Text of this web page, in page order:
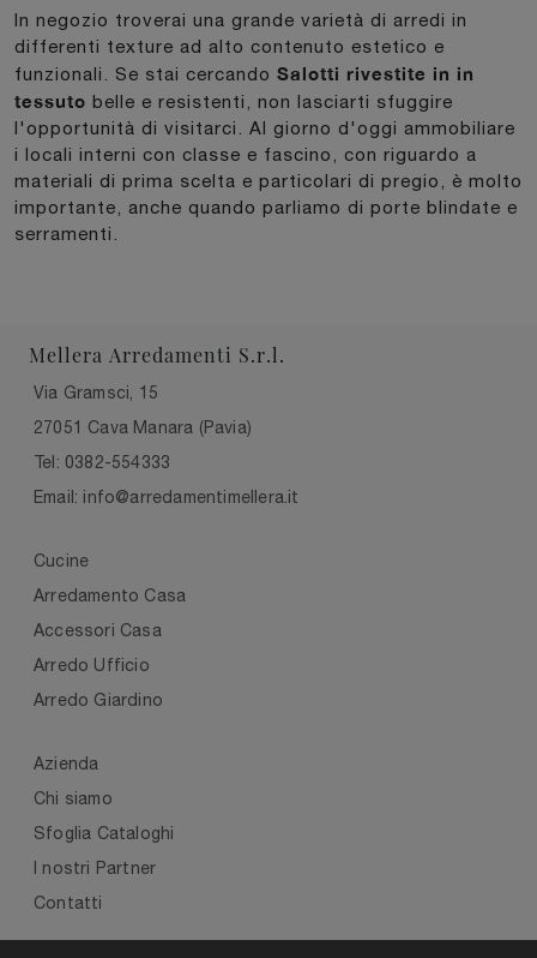
In negozio troverai una grande varietà di arredi in
differenti texture ad alto contenuto estetico e
funzionali. Se stai cercando Salotti rivestite in in
tessuto belle e resistenti, non lasciarti sfuggire
l'opportunità di visitarci. Al giorno d'oggi ammobiliare
i locali interni con classe e fascino, con riguardo a
materiali di prima scelta e particolari di pregio, è molto
importante, anche quando parliamo di porte blindate e
serramenti.
Mellera Arredamenti S.r.l.
Via Gramsci, 15
27051 Cava Manara (Pavia)
Tel: 0382-554333
Email: info@arredamentimellera.it
Cucine
Arredamento Casa
Accessori Casa
Arredo Ufficio
Arredo Giardino
Azienda
Chi siamo
Sfoglia Cataloghi
I nostri Partner
Contatti